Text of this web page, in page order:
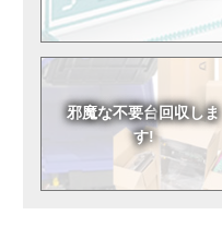
邪魔な不要台回収しま
す!